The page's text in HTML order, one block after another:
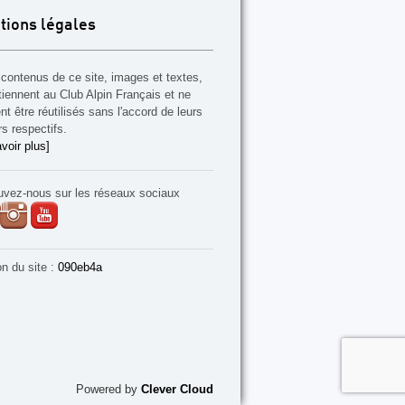
légales
de ce site, images et textes,
au Club Alpin Français et ne
être réutilisés sans l'accord de leurs
respectifs.
plus]
nous sur les réseaux sociaux
du site : 090eb4a
Powered by Clever Cloud